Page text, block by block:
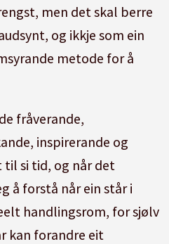
men det skal berre
og ikkje som ein
metode for å
fråverande,
inspirerande og
til si tid, og når det
å forstå når ein står i
handlingsrom, for sjølv
kan forandre eit